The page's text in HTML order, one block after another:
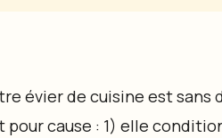
évier de cuisine est sans
cause : 1) elle